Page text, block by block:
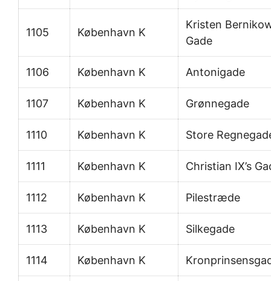
1105 København K
Kristen
Gade
1106 København K Antonigade
1107 København K Grønnegade
1110 København K Store
1111 København K Christian IX’s
1112 København K Pilestræde
1113 København K Silkegade
1114 København K